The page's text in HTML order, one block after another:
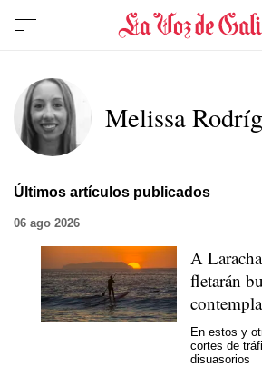
Melissa
Últimos artículos publicados
06 ago 2026
A
fletarán
En estos y
cortes de
disuasorios